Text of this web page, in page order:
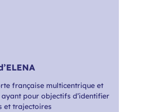
française multicentrique et
pour objectifs d’identifier
et trajectoires